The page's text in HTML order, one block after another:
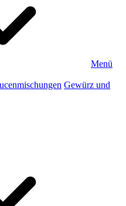
Menü
Gewürz und